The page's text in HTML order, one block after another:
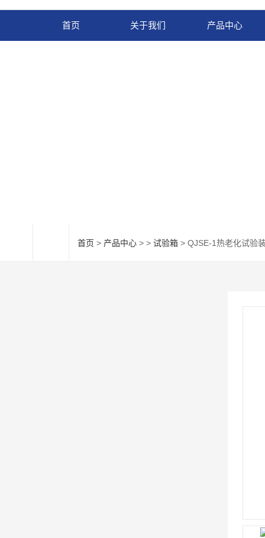
首页 关于我们 产品中心
首页 > 产品中心 > > 试验箱 > QJSE-1热老化试验